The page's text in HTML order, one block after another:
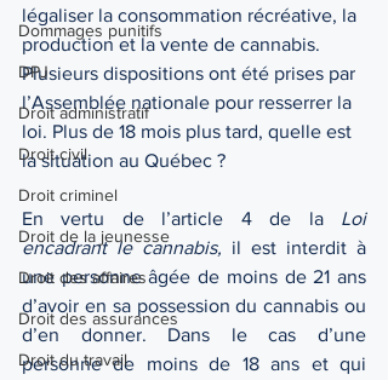
Dommages punitifs
DPJ
Droit administratif
Droit civil
Droit criminel
Droit de la jeunesse
Droit des affaires
Droit des assurances
Droit du travail
légaliser la consommation récréative, la
production et la vente de cannabis.
Plusieurs dispositions ont été prises par
l’Assemblée nationale pour resserrer la
loi. Plus de 18 mois plus tard, quelle est
la situation au Québec ?
En vertu de l’article 4 de la Loi
encadrant le cannabis, il est interdit à
une personne âgée de moins de 21 ans
d’avoir en sa possession du cannabis ou
d’en donner. Dans le cas d’une
personne de moins de 18 ans et qui